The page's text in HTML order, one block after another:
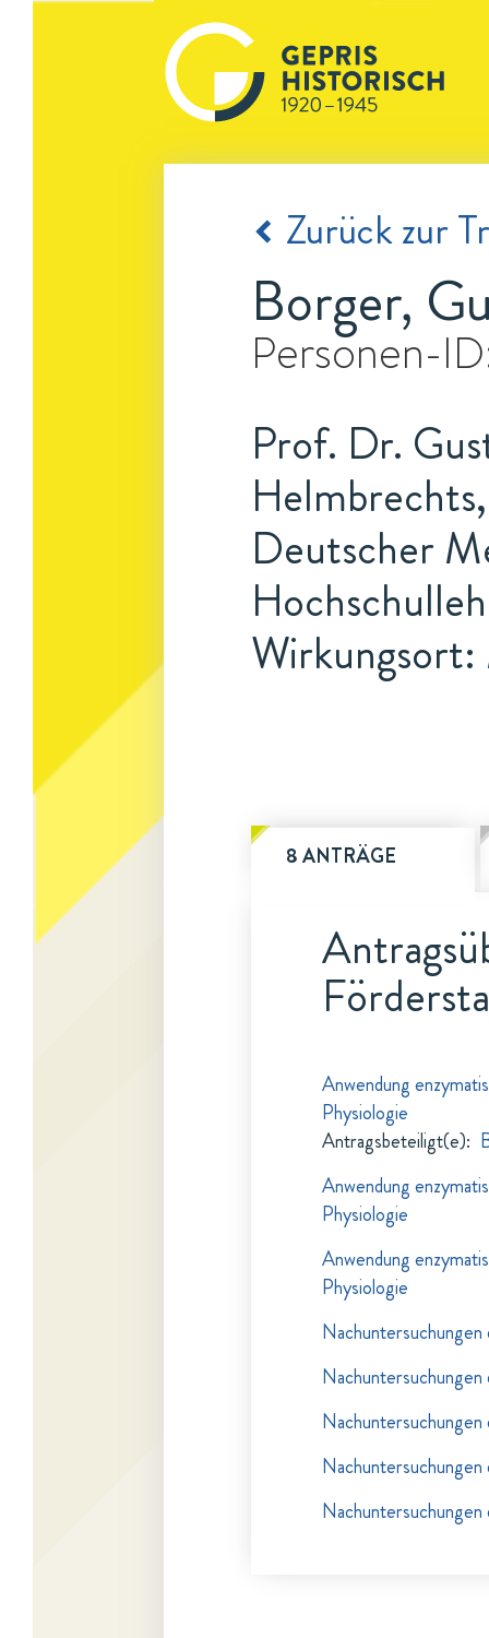
Zurück zur
Borger,
Personen-
Prof. Dr.
Deutscher
8 ANTRÄGE
Anwendung
Physiologie
Antragsbeteiligt(e):
Anwendung
Physiologie
Anwendung
Physiologie